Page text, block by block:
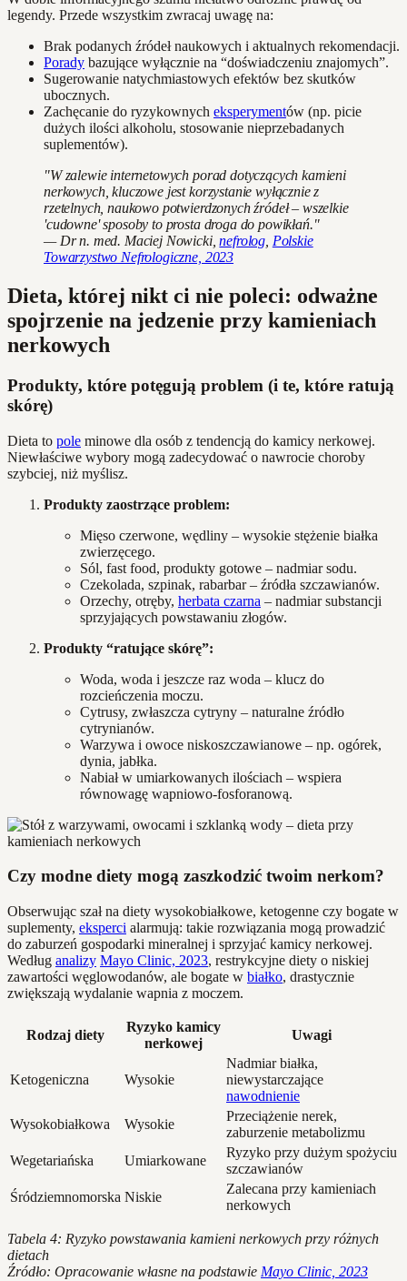
legendy. Przede wszystkim zwracaj uwagę na:
Brak podanych źródeł naukowych i aktualnych rekomendacji.
Porady bazujące wyłącznie na “doświadczeniu znajomych”.
Sugerowanie natychmiastowych efektów bez skutków
ubocznych.
Zachęcanie do ryzykownych eksperymentów (np. picie
dużych ilości alkoholu, stosowanie nieprzebadanych
suplementów).
"W zalewie internetowych porad dotyczących kamieni
nerkowych, kluczowe jest korzystanie wyłącznie z
rzetelnych, naukowo potwierdzonych źródeł – wszelkie
'cudowne' sposoby to prosta droga do powikłań."
— Dr n. med. Maciej Nowicki,nefrolog Polskie
Towarzystwo Nefrologiczne, 2023
Dieta, której nikt ci nie poleci: odważne
spojrzenie na jedzenie przy kamieniach
nerkowych
Produkty, które potęgują problem (i te, które ratują
skórę)
Dieta to pole minowe dla osób z tendencją do kamicy nerkowej.
Niewłaściwe wybory mogą zadecydować o nawrocie choroby
szybciej, niż myślisz.
Produkty zaostrzące problem:
Mięso czerwone, wędliny – wysokie stężenie białka
zwierzęcego.
Sól, fast food, produkty gotowe – nadmiar sodu.
Czekolada, szpinak, rabarbar – źródła szczawianów.
Orzechy, otręby, herbata czarna – nadmiar substancji
sprzyjających powstawaniu złogów.
Produkty “ratujące skórę”:
Woda, woda i jeszcze raz woda – klucz do
rozcieńczenia moczu.
Cytrusy, zwłaszcza cytryny – naturalne źródło
cytrynianów.
Warzywa i owoce niskoszczawianowe – np. ogórek,
dynia, jabłka.
Nabiał w umiarkowanych ilościach – wspiera
równowagę wapniowo-fosforanową.
Czy modne diety mogą zaszkodzić twoim nerkom?
Obserwując szał na diety wysokobiałkowe, ketogenne czy bogate w
suplementy, eksperci alarmują: takie rozwiązania mogą prowadzić
do zaburzeń gospodarki mineralnej i sprzyjać kamicy nerkowej.
Według analizy Mayo Clinic, 2023, restrykcyjne diety o niskiej
zawartości węglowodanów, ale bogate w białko, drastycznie
zwiększają wydalanie wapnia z moczem.
Rodzaj diety
Ryzyko kamicy
nerkowej
Uwagi
Ketogeniczna Wysokie
Nadmiar białka,
niewystarczające
nawodnienie
Wysokobiałkowa
Wysokie
Przeciążenie nerek,
zaburzenie metabolizmu
Wegetariańska
Umiarkowane
Ryzyko przy dużym spożyciu
szczawianów
Śródziemnomorska Niskie
Zalecana przy kamieniach
nerkowych
Tabela 4: Ryzyko powstawania kamieni nerkowych przy różnych
dietach
Źródło: Opracowanie własne na podstawie Mayo Clinic, 2023